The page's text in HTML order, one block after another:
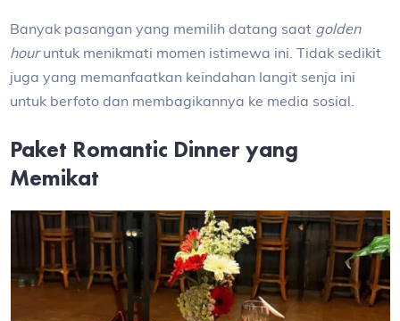
Banyak pasangan yang memilih datang saat golden
houruntuk menikmati momen istimewa ini. Tidak sedikit
juga yang memanfaatkan keindahan langit senja ini
untuk berfoto dan membagikannya ke media sosial.
Paket Romantic Dinner yang
Memikat